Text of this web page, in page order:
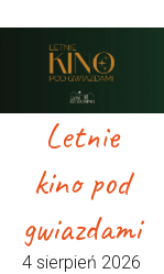
Letnie
kino pod
gwiazdami
4 sierpień 2026